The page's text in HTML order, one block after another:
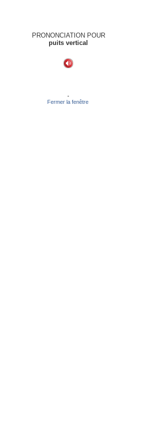
PRONONCIATION POUR
puits vertical
-
Fermer la fenêtre